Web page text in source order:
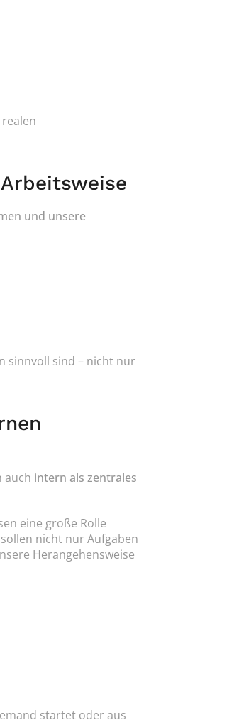
und unsere
auch intern als zentrales
eine große Rolle
nicht nur Aufgaben
Herangehensweise
startet oder aus